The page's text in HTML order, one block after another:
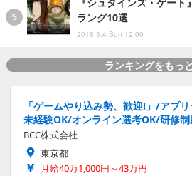
ラング10選
2018.3.4 Sun 12:00
ランキングをもっ
「ゲームやり込み勢、歓迎!」/アプ
未経験OK/オンライン選考OK/研修制
BCC株式会社
東京都
月給40万1,000円～43万円